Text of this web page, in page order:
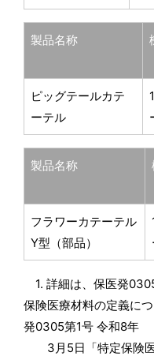
製品名称
ピッグテールカテ
ーテル
製品名称
フラワーカテーテル
Y型（部品）
1. 詳細は、保医発
保険医療材料の定義に
発0305第1号 令和8年
3月5日「特定保険医